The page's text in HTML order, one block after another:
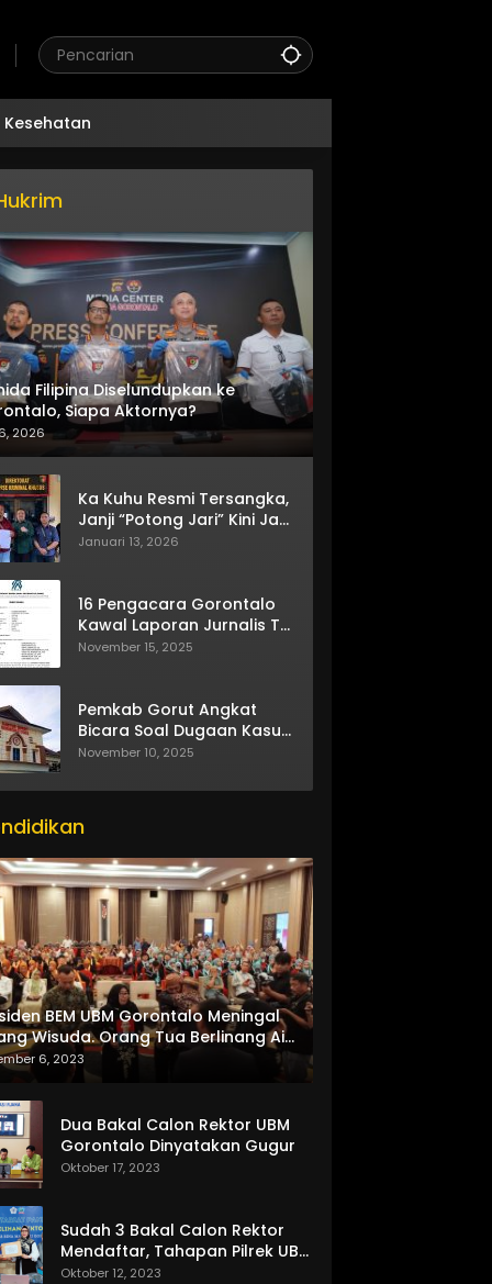
Kesehatan
Filipina Diselundupkan ke
Siapa Aktornya?
2026
Ka Kuhu Resmi Tersangka,
Janji “Potong Jari” Kini Jadi
Bumerang
Januari 13, 2026
16 Pengacara Gorontalo
Kawal Laporan Jurnalis TV
One
November 15, 2025
Pemkab Gorut Angkat
Bicara Soal Dugaan Kasus
Asusila Oknum ASN
November 10, 2025
BEM UBM Gorontalo Meningal
Wisuda. Orang Tua Berlinang Air
Menerima SKL dan Pemasangan
6, 2023
Dua Bakal Calon Rektor UBM
Gorontalo Dinyatakan Gugur
Oktober 17, 2023
Sudah 3 Bakal Calon Rektor
Mendaftar, Tahapan Pilrek UBM
Gorontalo Makin Seru
Oktober 12, 2023